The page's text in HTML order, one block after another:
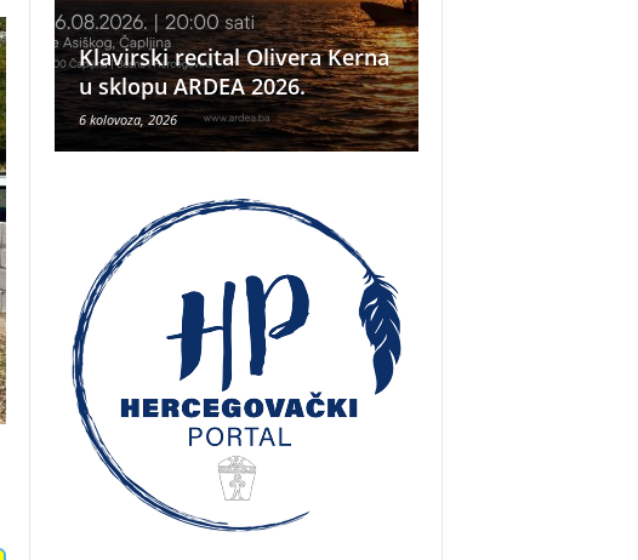
Klavirski recital Olivera Kerna
u sklopu ARDEA 2026.
6 kolovoza, 2026